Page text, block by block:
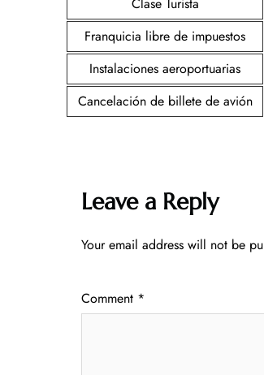
Franquicia libre de impuestos
Instalaciones aeroportuarias
Cancelación de billete de avión
Leave a Reply
Your email address will not be
Comment *